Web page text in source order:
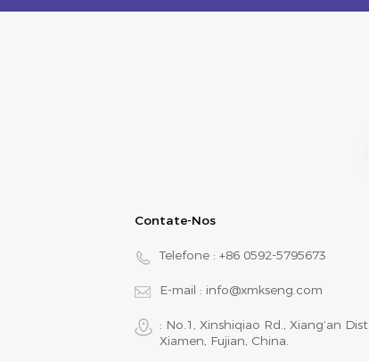
Contate-Nos
Telefone : +86 0592-5795673
E-mail : info@xmkseng.com
: No.1, Xinshiqiao Rd., Xiang‘an Dist.,
Xiamen, Fujian, China.